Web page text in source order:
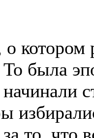
котором
была
начинали